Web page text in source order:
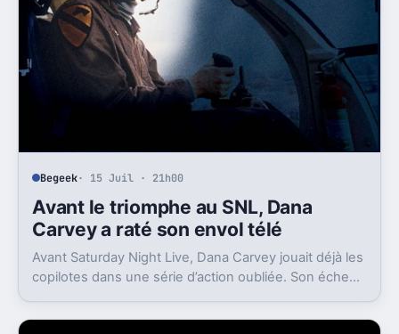
Begeek· 15 Juil · 21h00
Avant le triomphe au SNL, Dana
Carvey a raté son envol télé
Avant Saturday Night Live, Dana Carvey jouait déjà les
copilotes dans une série d’action oubliée. Son échec